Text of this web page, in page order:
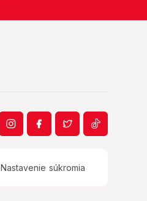
Nastavenie súkromia